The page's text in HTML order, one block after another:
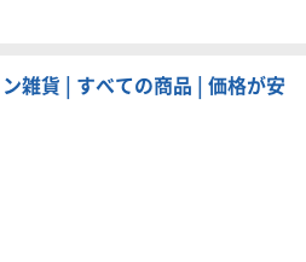
雑貨 | すべての商品 | 価格が安